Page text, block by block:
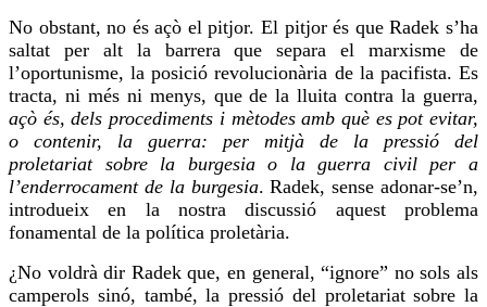
No obstant, no és açò el pitjor. El pitjor és que Radek s’ha
saltat per alt la barrera que separa el marxisme de
l’oportunisme, la posició revolucionària de la pacifista. Es
tracta, ni més ni menys, que de la lluita contra la guerra,
açò és, dels procediments i mètodes amb què es pot evitar,
o contenir, la guerra: per mitjà de la pressió del
proletariat sobre la burgesia o la guerra civil per a
l’enderrocament de la burgesia. Radek, sense adonar-se’n,
introdueix en la nostra discussió aquest problema
fonamental de la política proletària.
¿No voldrà dir Radek que, en general, “ignore” no sols als
camperols sinó, també, la pressió del proletariat sobre la